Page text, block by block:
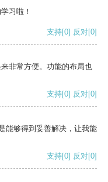
习啦！
支持[0] 反对[0]
非常方便。功能的布局也
支持[0] 反对[0]
能够得到妥善解决，让我能
支持[0] 反对[0]